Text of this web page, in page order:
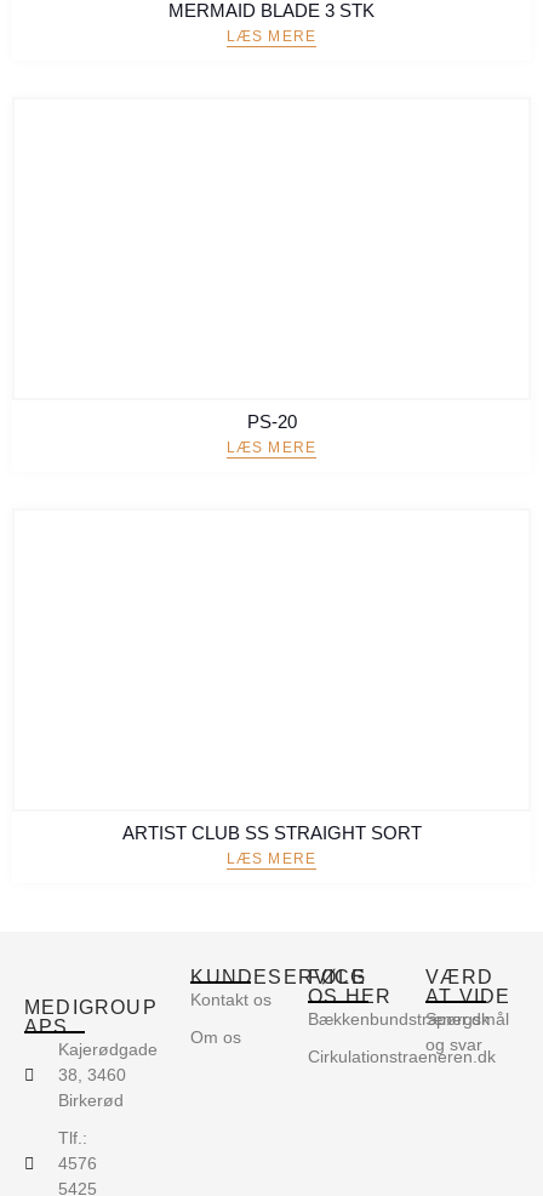
MERMAID BLADE 3 STK
LÆS MERE
PS-20
LÆS MERE
ARTIST CLUB SS STRAIGHT SORT
LÆS MERE
MEDIGROUP
APS
Kajerødgade
38, 3460
Birkerød
Tlf.:
4576
5425
KUNDESERVICE
Kontakt os
Om os
FØLG
OS HER
Bækkenbundstræner.dk
Cirkulationstraeneren.dk
VÆRD
AT VIDE
Spørgsmål
og svar